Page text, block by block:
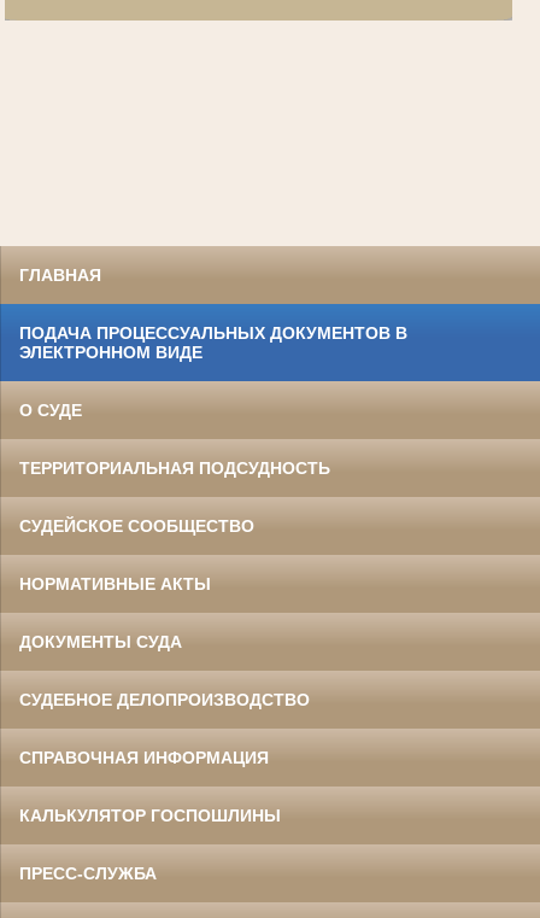
ГЛАВНАЯ
ПОДАЧА ПРОЦЕССУАЛЬНЫХ ДОКУМЕНТОВ В
ЭЛЕКТРОННОМ ВИДЕ
О СУДЕ
ТЕРРИТОРИАЛЬНАЯ ПОДСУДНОСТЬ
СУДЕЙСКОЕ СООБЩЕСТВО
НОРМАТИВНЫЕ АКТЫ
ДОКУМЕНТЫ СУДА
СУДЕБНОЕ ДЕЛОПРОИЗВОДСТВО
СПРАВОЧНАЯ ИНФОРМАЦИЯ
КАЛЬКУЛЯТОР ГОСПОШЛИНЫ
ПРЕСС-СЛУЖБА